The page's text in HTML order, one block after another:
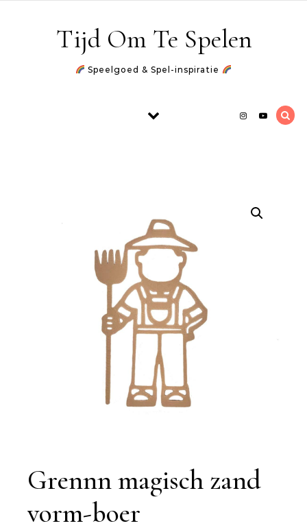
Tijd Om Te Spelen
Speelgoed & Spel-inspiratie
Grennn magisch zand
vorm-boer